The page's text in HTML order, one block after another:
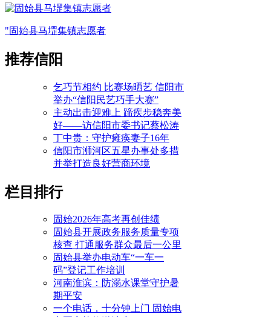
"固始县马堽集镇志愿者
推荐信阳
乞巧节相约 比赛场晒艺 信阳市
举办“信阳民艺巧手大赛”
主动出击迎难上 蹄疾步稳奔美
好——访信阳市委书记蔡松涛
丁中贵：守护瘫痪妻子16年
信阳市浉河区五星办事处多措
并举打造良好营商环境
栏目排行
固始2026年高考再创佳绩
固始县开展政务服务质量专项
核查 打通服务群众最后一公里
固始县举办电动车“一车一
码”登记工作培训
河南淮滨：防溺水课堂守护暑
期平安
一个电话，十分钟上门 固始电